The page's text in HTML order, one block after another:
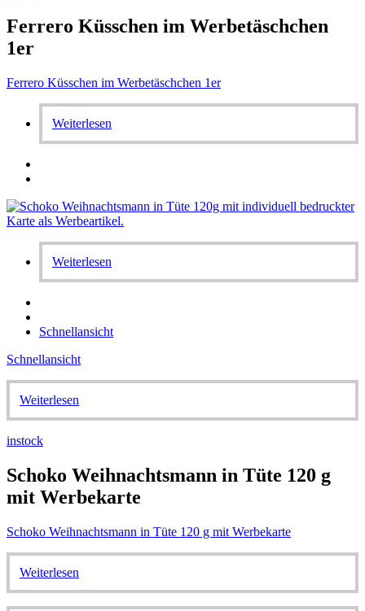
Ferrero Küsschen im Werbetäschchen
1er
Ferrero Küsschen im Werbetäschchen 1er
Weiterlesen
Weiterlesen
Schnellansicht
Schnellansicht
Weiterlesen
instock
Schoko Weihnachtsmann in Tüte 120 g
mit Werbekarte
Schoko Weihnachtsmann in Tüte 120 g mit Werbekarte
Weiterlesen